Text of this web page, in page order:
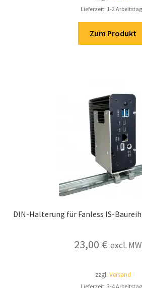
Lieferzeit: 1-2
Zum Produkt
DIN-Halterung für Fanless IS-
23,00 € excl.
zzgl. Versand
Lieferzeit: 3-4